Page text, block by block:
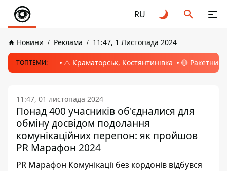
RU
Новини Реклама 11:47, 1 Листопада 2024
ТОПТЕМИ: ⚠️ Краматорськ, Костянтинівка 🔴 Ракетний
11:47, 01 листопада 2024
Понад 400 учасників об'єдналися для
обміну досвідом подолання
комунікаційних перепон: як пройшов
PR Марафон 2024
PR Марафон Комунікації без кордонів відбувся